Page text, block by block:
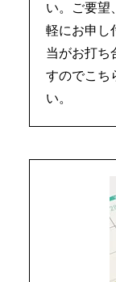
い。ご要望
軽にお申し
当がお打ち
すのでこち
い。